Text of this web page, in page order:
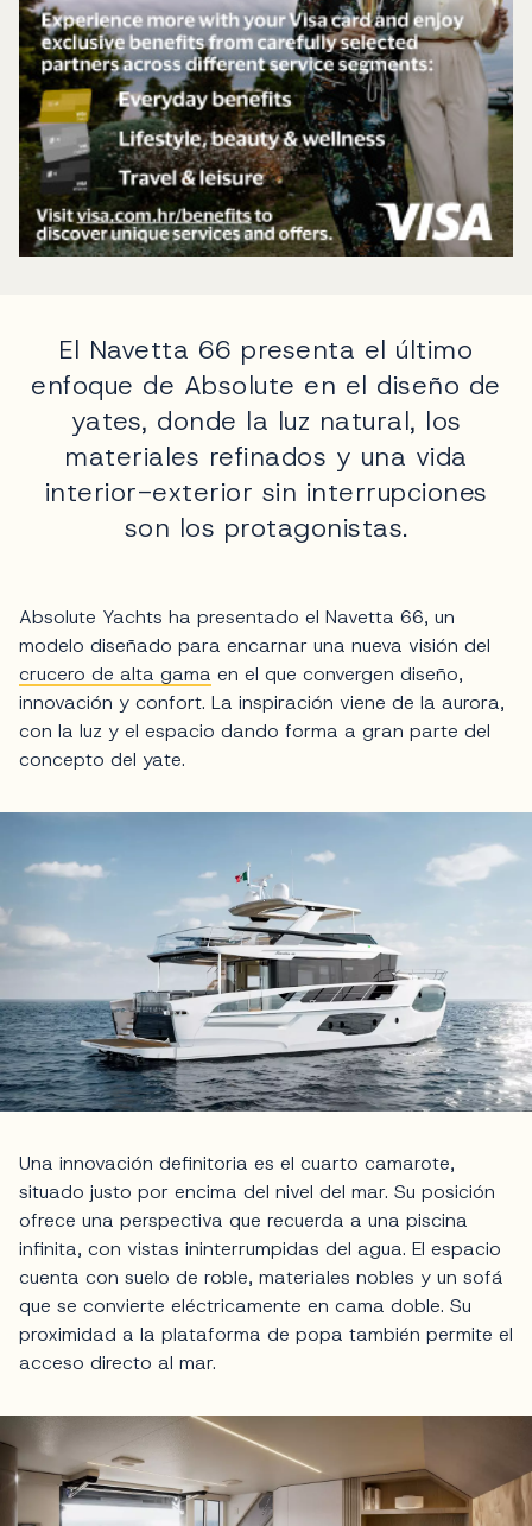
El Navetta 66 presenta el último
enfoque de Absolute en el diseño de
yates, donde la luz natural, los
materiales refinados y una vida
interior-exterior sin interrupciones
son los protagonistas.
Absolute Yachts ha presentado el Navetta 66, un
modelo diseñado para encarnar una nueva visión del
crucero de alta gama en el que convergen diseño,
innovación y confort. La inspiración viene de la aurora,
con la luz y el espacio dando forma a gran parte del
concepto del yate.
Una innovación definitoria es el cuarto camarote,
situado justo por encima del nivel del mar. Su posición
ofrece una perspectiva que recuerda a una piscina
infinita, con vistas ininterrumpidas del agua. El espacio
cuenta con suelo de roble, materiales nobles y un sofá
que se convierte eléctricamente en cama doble. Su
proximidad a la plataforma de popa también permite el
acceso directo al mar.